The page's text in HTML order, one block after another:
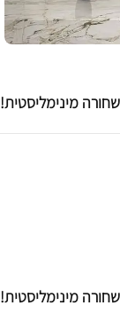
מינימליסטית!
מינימליסטית!